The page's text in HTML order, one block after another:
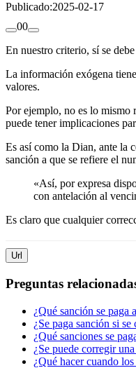
Publicado:2025-02-17
00
En nuestro criterio, sí se
La información exógena
valores.
Por ejemplo, no es lo mismo
puede tener implicaciones
Es así como la Dian, ante la
sanción a que se refiere el
«Así, por expresa
con antelación al
Es claro que cualquier
Url
Preguntas
¿Qué sanción se paga
¿Se paga sanción si
¿Qué sanciones se
¿Se puede corregir
¿Qué hacer cuando